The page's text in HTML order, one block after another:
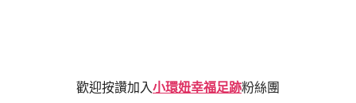
歡迎按讚加入小環妞幸福足跡粉絲團